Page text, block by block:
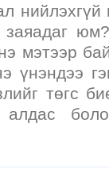
мэтээр
үнэндээ
төгс
алдас